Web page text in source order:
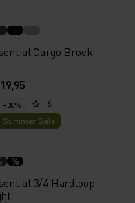
Cargo Broek
(6)
-30%
Summer Sale
%
3/4 Hardloop